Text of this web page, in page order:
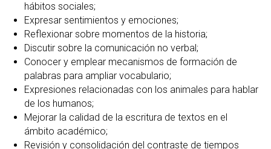
hábitos sociales;
Expresar sentimientos y emociones;
Reflexionar sobre momentos de la historia;
Discutir sobre la comunicación no verbal;
Conocer y emplear mecanismos de formación de
palabras para ampliar vocabulario;
Expresiones relacionadas con los animales para hablar
de los humanos;
Mejorar la calidad de la escritura de textos en el
ámbito académico;
Revisión y consolidación del contraste de tiempos